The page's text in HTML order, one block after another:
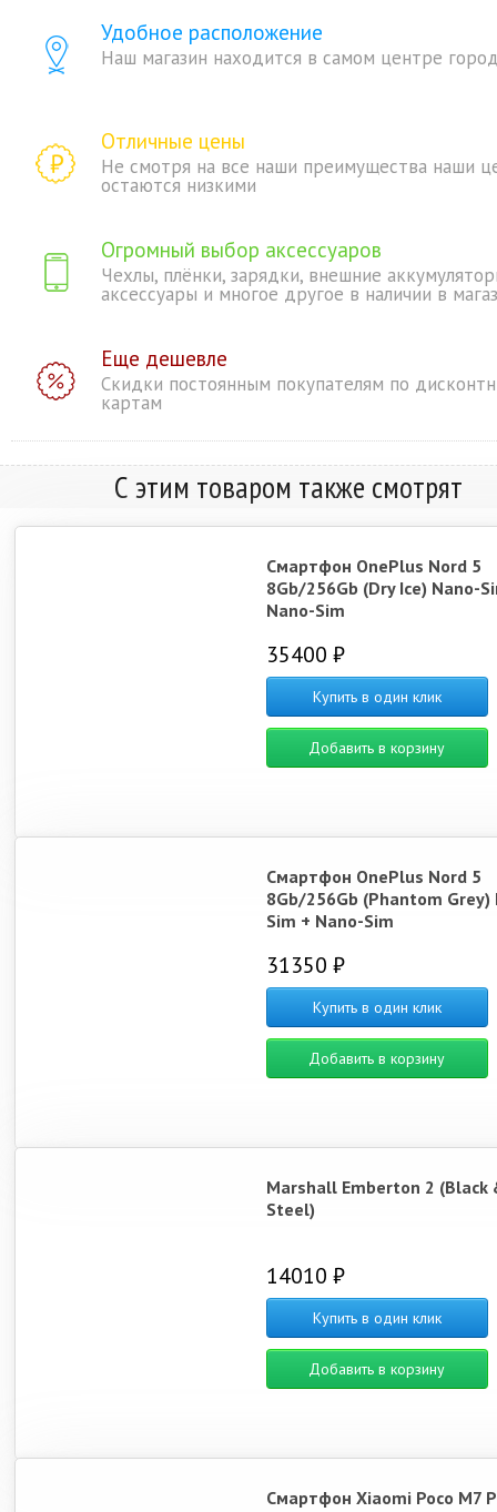
Удобное расположение
Наш магазин находится в самом центре
Отличные цены
Не смотря на все наши преимущества наши
остаются низкими
Огромный выбор аксессуаров
Чехлы, плёнки, зарядки, внешние
аксессуары и многое другое в наличии в
Еще дешевле
Скидки постоянным покупателям по
картам
С этим товаром также смотрят
Смартфон OnePlus Nord 5
8Gb/256Gb (Dry Ice) Nano-
Nano-Sim
35400 ₽
Купить в один клик
Добавить в корзину
Смартфон OnePlus Nord 5
8Gb/256Gb (Phantom Grey)
Sim + Nano-Sim
31350 ₽
Купить в один клик
Добавить в корзину
Marshall Emberton 2 (Black
Steel)
14010 ₽
Купить в один клик
Добавить в корзину
Смартфон Xiaomi Poco M7